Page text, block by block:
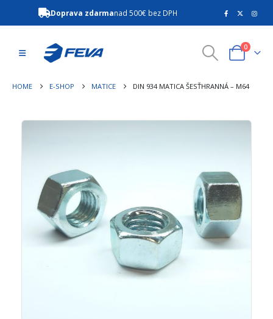
Doprava zdarmanad 500€ bez DPH
0
HOME E-SHOP MATICE DIN 934 MATICA ŠESŤHRANNÁ – M64